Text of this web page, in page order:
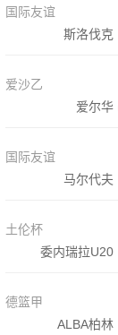
国际友谊
斯洛伐克
爱沙乙
爱尔华
国际友谊
马尔代夫
土伦杯
委内瑞拉U20
德篮甲
ALBA柏林